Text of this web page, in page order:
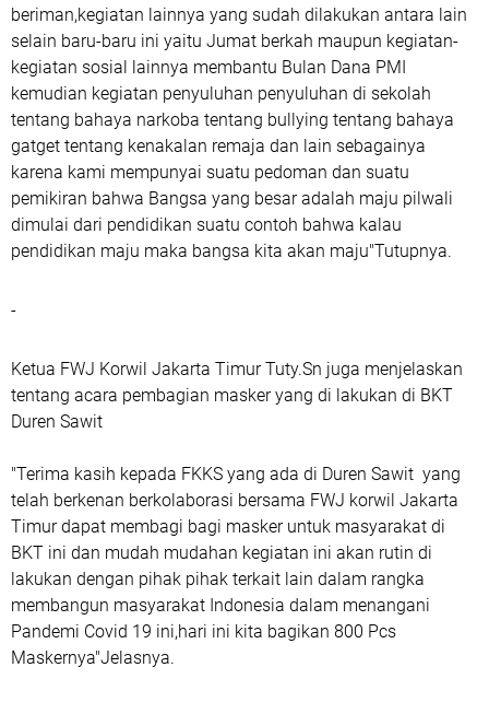
beriman,kegiatan lainnya yang sudah dilakukan antara lain
selain baru-baru ini yaitu Jumat berkah maupun kegiatan-
kegiatan sosial lainnya membantu Bulan Dana PMI
kemudian kegiatan penyuluhan penyuluhan di sekolah
tentang bahaya narkoba tentang bullying tentang bahaya
gatget tentang kenakalan remaja dan lain sebagainya
karena kami mempunyai suatu pedoman dan suatu
pemikiran bahwa Bangsa yang besar adalah maju pilwali
dimulai dari pendidikan suatu contoh bahwa kalau
pendidikan maju maka bangsa kita akan maju"Tutupnya.
-
Ketua FWJ Korwil Jakarta Timur Tuty.Sn juga menjelaskan
tentang acara pembagian masker yang di lakukan di BKT
Duren Sawit
"Terima kasih kepada FKKS yang ada di Duren Sawit yang
telah berkenan berkolaborasi bersama FWJ korwil Jakarta
Timur dapat membagi bagi masker untuk masyarakat di
BKT ini dan mudah mudahan kegiatan ini akan rutin di
lakukan dengan pihak pihak terkait lain dalam rangka
membangun masyarakat Indonesia dalam menangani
Pandemi Covid 19 ini,hari ini kita bagikan 800 Pcs
Maskernya"Jelasnya.